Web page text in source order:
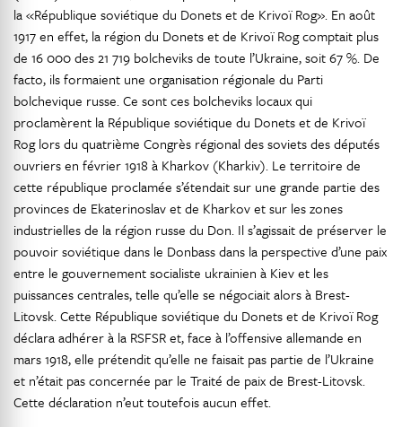
la «République soviétique du Donets et de Krivoï Rog». En août
1917 en effet, la région du Donets et de Krivoï Rog comptait plus
de 16 000 des 21 719 bolcheviks de toute l’Ukraine, soit 67 %. De
facto, ils formaient une organisation régionale du Parti
bolchevique russe. Ce sont ces bolcheviks locaux qui
proclamèrent la République soviétique du Donets et de Krivoï
Rog lors du quatrième Congrès régional des soviets des députés
ouvriers en février 1918 à Kharkov (Kharkiv). Le territoire de
cette république proclamée s’étendait sur une grande partie des
provinces de Ekaterinoslav et de Kharkov et sur les zones
industrielles de la région russe du Don. Il s’agissait de préserver le
pouvoir soviétique dans le Donbass dans la perspective d’une paix
entre le gouvernement socialiste ukrainien à Kiev et les
puissances centrales, telle qu’elle se négociait alors à Brest-
Litovsk. Cette République soviétique du Donets et de Krivoï Rog
déclara adhérer à la RSFSR et, face à l’offensive allemande en
mars 1918, elle prétendit qu’elle ne faisait pas partie de l’Ukraine
et n’était pas concernée par le Traité de paix de Brest-Litovsk.
Cette déclaration n’eut toutefois aucun effet.